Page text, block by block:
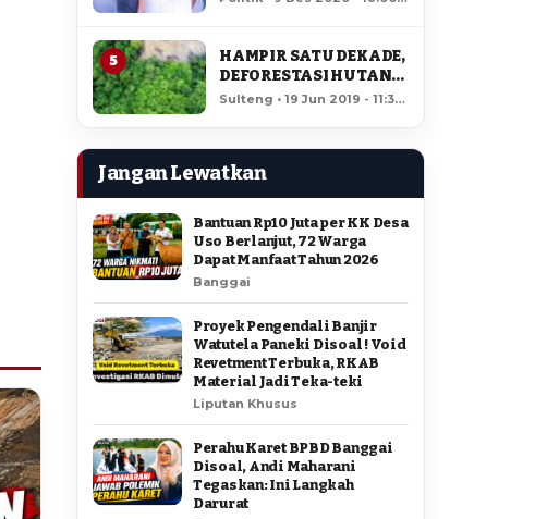
5
HAMPIR SATU DEKADE,
DEFORESTASI HUTAN
LORE LINDU MENCAPAI
Sulteng • 19 Jun 2019 - 11:34
Jangan Lewatkan
Bantuan Rp10 Juta per KK Desa
Uso Berlanjut, 72 Warga
Dapat Manfaat Tahun 2026
Banggai
Proyek Pengendali Banjir
Watutela Paneki Disoal ! Void
Revetment Terbuka, RKAB
Material Jadi Teka-teki
Liputan Khusus
Perahu Karet BPBD Banggai
Disoal, Andi Maharani
Tegaskan: Ini Langkah
Darurat